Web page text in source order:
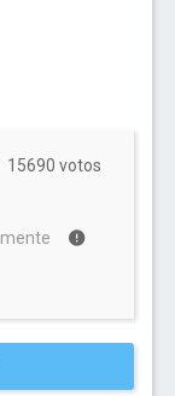
15690 votos